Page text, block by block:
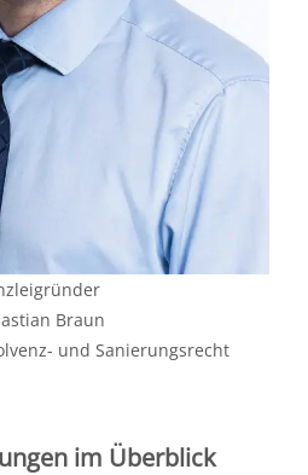
Braun
und Sanierungsrecht
im Überblick